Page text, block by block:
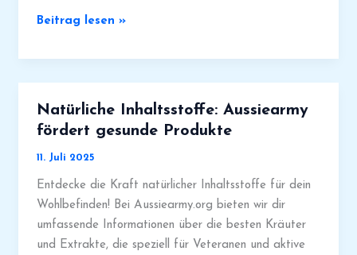
Leave-
Conditioner
von
Aussie
richtig
für
gesundes
Haar
Beitrag lesen »
Natürliche Inhaltsstoffe: Aussiearmy
fördert gesunde Produkte
11. Juli 2025
Entdecke die Kraft natürlicher Inhaltsstoffe für dein
Wohlbefinden! Bei Aussiearmy.org bieten wir dir
umfassende Informationen über die besten Kräuter
und Extrakte, die speziell für Veteranen und aktive